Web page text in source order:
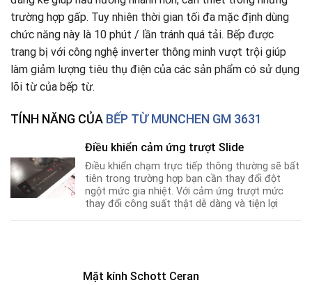
trường hợp gấp. Tuy nhiên thời gian tối đa mặc định dùng
chức năng này là 10 phút / lần tránh quá tải. Bếp được
trang bị với công nghệ inverter thông minh vượt trội giúp
làm giảm lượng tiêu thụ điện của các sản phẩm có sử dụng
lõi từ của bếp từ.
TÍNH NĂNG CỦA BẾP TỪ MUNCHEN GM 3631
Điều khiển cảm ứng trượt Slide
Điều khiển chạm trực tiếp thông thường sẽ bất
tiên trong trường hợp bạn cần thay đổi đột
ngột mức gia nhiệt. Với cảm ứng trượt mức
thay đổi công suất thật dễ dàng và tiện lợi
Mặt kính Schott Ceran